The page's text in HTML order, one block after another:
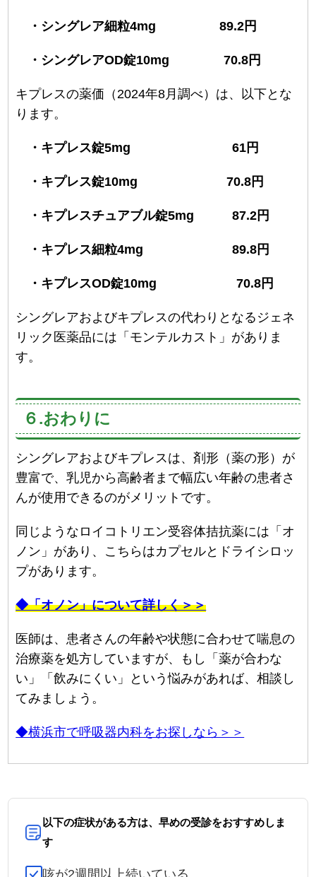
・シングレア細粒4mg 89.2円
・シングレアOD錠10mg 70.8円
キプレスの薬価（2024年8月調べ）は、以下とな
ります。
・キプレス錠5mg 61円
・キプレス錠10mg 70.8円
・キプレスチュアブル錠5mg 87.2円
・キプレス細粒4mg 89.8円
・キプレスOD錠10mg 70.8円
シングレアおよびキプレスの代わりとなるジェネ
リック医薬品には「モンテルカスト」がありま
す。
６.おわりに
シングレアおよびキプレスは、剤形（薬の形）が
豊富で、乳児から高齢者まで幅広い年齢の患者さ
んが使用できるのがメリットです。
同じようなロイコトリエン受容体拮抗薬には「オ
ノン」があり、こちらはカプセルとドライシロッ
プがあります。
◆「オノン」について詳しく＞＞
医師は、患者さんの年齢や状態に合わせて喘息の
治療薬を処方していますが、もし「薬が合わな
い」「飲みにくい」という悩みがあれば、相談し
てみましょう。
◆横浜市で呼吸器内科をお探しなら＞＞
以下の症状がある方は、早めの受診をおすすめしま
す
咳が2週間以上続いている